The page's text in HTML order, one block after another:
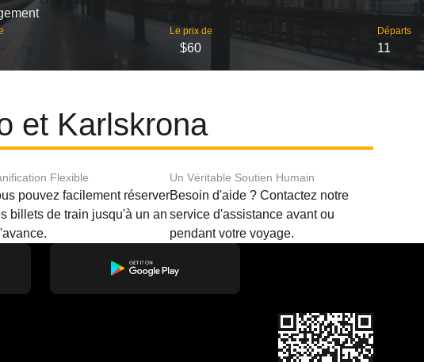
Le prix de
$60
Départs
11
et Karlskrona
Flexible
pouvez facilement réserver
billets de train jusqu'à un an
Un Véritable Soutien Humain
Besoin d'aide ? Contactez notre
service d'assistance avant ou
pendant votre voyage.